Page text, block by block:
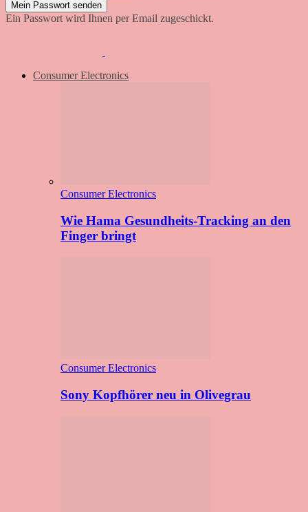
Ein Passwort wird Ihnen per Email zugeschickt.
Consumer Electronics
Consumer Electronics
Wie Hama Gesundheits-Tracking an den
Finger bringt
Consumer Electronics
Sony Kopfhörer neu in Olivegrau